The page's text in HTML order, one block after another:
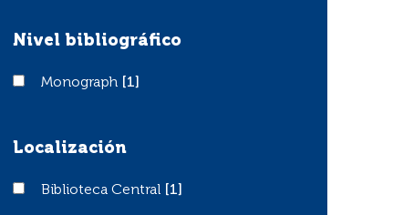
Nivel bibliográfico
Monograph
Monograph [1]
Localización
Biblioteca Central
Biblioteca Central [1]